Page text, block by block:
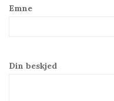
Emne
Din beskjed